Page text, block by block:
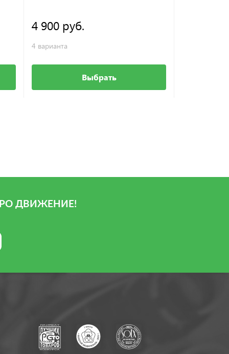
4 900 руб.
4 варианта
Выбрать
ДВИЖЕНИЕ!